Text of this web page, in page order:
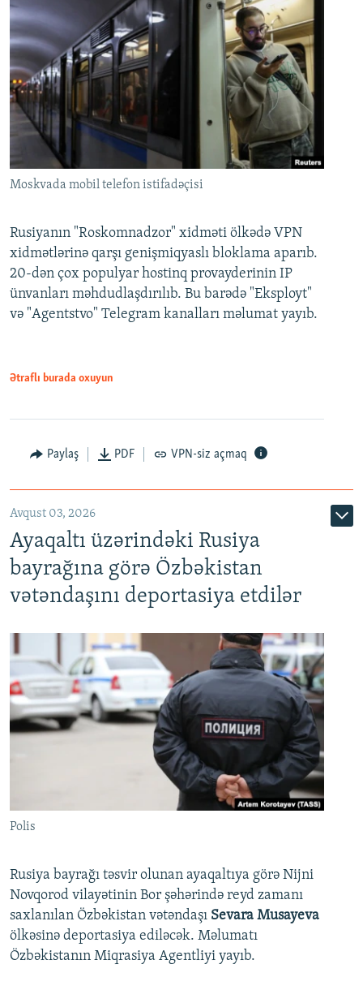
Moskvada mobil telefon istifadəçisi
Rusiyanın "Roskomnadzor" xidməti ölkədə VPN
xidmətlərinə qarşı genişmiqyaslı bloklama aparıb.
20-dən çox populyar hostinq provayderinin IP
ünvanları məhdudlaşdırılıb. Bu barədə "Eksployt"
və "Agentstvo" Telegram kanalları məlumat yayıb.
Ətraflı burada oxuyun
Paylaş PDF VPN-siz açmaq
Avqust 03, 2026
Ayaqaltı üzərindəki Rusiya
bayrağına görə Özbəkistan
vətəndaşını deportasiya etdilər
Polis
Rusiya bayrağı təsvir olunan ayaqaltıya görə Nijni
Novqorod vilayətinin Bor şəhərində reyd zamanı
saxlanılan Özbəkistan vətəndaşı Sevara Musayeva
ölkəsinə deportasiya ediləcək. Məlumatı
Özbəkistanın Miqrasiya Agentliyi yayıb.